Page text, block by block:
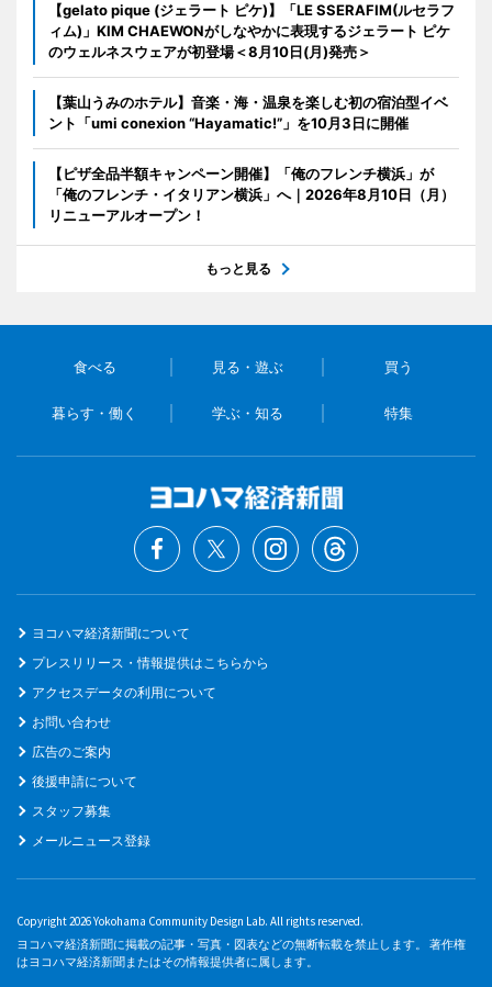
【gelato pique (ジェラート ピケ)】「LE SSERAFIM(ルセラフ
ィム)」KIM CHAEWONがしなやかに表現するジェラート ピケ
のウェルネスウェアが初登場＜8月10日(月)発売＞
【葉山うみのホテル】音楽・海・温泉を楽しむ初の宿泊型イベ
ント「umi conexion “Hayamatic!”」を10月3日に開催
【ピザ全品半額キャンペーン開催】「俺のフレンチ横浜」が
「俺のフレンチ・イタリアン横浜」へ｜2026年8月10日（月）
リニューアルオープン！
もっと見る
食べる 見る・遊ぶ 買う
暮らす・働く 学ぶ・知る 特集
ヨコハマ経済新聞について
プレスリリース・情報提供はこちらから
アクセスデータの利用について
お問い合わせ
広告のご案内
後援申請について
スタッフ募集
メールニュース登録
Copyright 2026 Yokohama Community Design Lab. All rights reserved.
ヨコハマ経済新聞に掲載の記事・写真・図表などの無断転載を禁止します。 著作権
はヨコハマ経済新聞またはその情報提供者に属します。